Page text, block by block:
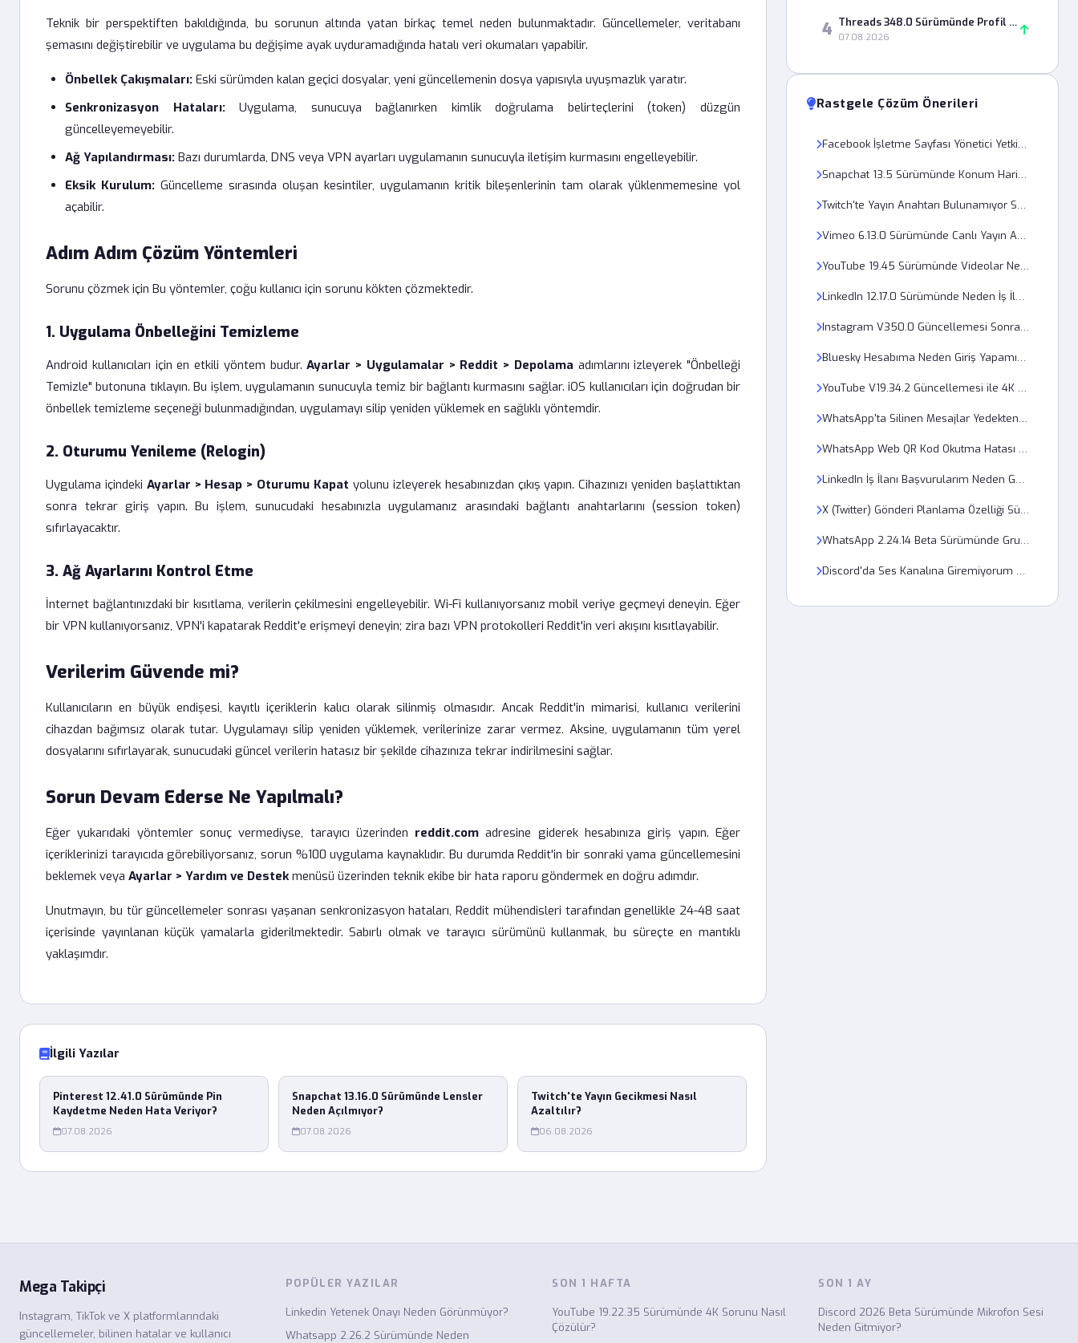
Teknik bir perspektiften bakıldığında, bu sorunun altında yatan birkaç temel neden bulunmaktadır. Güncellemeler, veritabanı
şemasını değiştirebilir ve uygulama bu değişime ayak uyduramadığında hatalı veri okumaları yapabilir.
Önbellek Çakışmaları: Eski sürümden kalan geçici dosyalar, yeni güncellemenin dosya yapısıyla uyuşmazlık yaratır.
Senkronizasyon Hataları:Uygulama, sunucuya bağlanırken kimlik doğrulama belirteçlerini (token) düzgün
güncelleyemeyebilir.
Ağ Yapılandırması: Bazı durumlarda, DNS veya VPN ayarları uygulamanın sunucuyla iletişim kurmasını engelleyebilir.
Eksik Kurulum: Güncelleme sırasında oluşan kesintiler, uygulamanın kritik bileşenlerinin tam olarak yüklenmemesine yol
açabilir.
Adım Adım Çözüm Yöntemleri
Sorunu çözmek için Bu yöntemler, çoğu kullanıcı için sorunu kökten çözmektedir.
1. Uygulama Önbelleğini Temizleme
Android kullanıcıları için en etkili yöntem budur.Ayarlar > Uygulamalar > Reddit > Depolama adımlarını izleyerek "Önbelleği
Temizle" butonuna tıklayın. Bu işlem, uygulamanın sunucuyla temiz bir bağlantı kurmasını sağlar. iOS kullanıcıları için doğrudan bir
önbellek temizleme seçeneği bulunmadığından, uygulamayı silip yeniden yüklemek en sağlıklı yöntemdir.
2. Oturumu Yenileme (Relogin)
Uygulama içindeki Ayarlar > Hesap > Oturumu Kapat yolunu izleyerek hesabınızdan çıkış yapın. Cihazınızı yeniden başlattıktan
sonra tekrar giriş yapın. Bu işlem, sunucudaki hesabınızla uygulamanız arasındaki bağlantı anahtarlarını (session token)
sıfırlayacaktır.
3. Ağ Ayarlarını Kontrol Etme
İnternet bağlantınızdaki bir kısıtlama, verilerin çekilmesini engelleyebilir. Wi-Fi kullanıyorsanız mobil veriye geçmeyi deneyin. Eğer
bir VPN kullanıyorsanız, VPN'i kapatarak Reddit'e erişmeyi deneyin; zira bazı VPN protokolleri Reddit'in veri akışını kısıtlayabilir.
Verilerim Güvende mi?
Kullanıcıların en büyük endişesi, kayıtlı içeriklerin kalıcı olarak silinmiş olmasıdır. Ancak Reddit'in mimarisi, kullanıcı verilerini
cihazdan bağımsız olarak tutar. Uygulamayı silip yeniden yüklemek, verilerinize zarar vermez. Aksine, uygulamanın tüm yerel
dosyalarını sıfırlayarak, sunucudaki güncel verilerin hatasız bir şekilde cihazınıza tekrar indirilmesini sağlar.
Sorun Devam Ederse Ne Yapılmalı?
Eğer yukarıdaki yöntemler sonuç vermediyse, tarayıcı üzerinden reddit.com adresine giderek hesabınıza giriş yapın. Eğer
içeriklerinizi tarayıcıda görebiliyorsanız, sorun %100 uygulama kaynaklıdır. Bu durumda Reddit'in bir sonraki yama güncellemesini
beklemek veya Ayarlar > Yardım ve Destekmenüsü üzerinden teknik ekibe bir hata raporu göndermek en doğru adımdır.
Unutmayın, bu tür güncellemeler sonrası yaşanan senkronizasyon hataları, Reddit mühendisleri tarafından genellikle 24-48 saat
içerisinde yayınlanan küçük yamalarla giderilmektedir. Sabırlı olmak ve tarayıcı sürümünü kullanmak, bu süreçte en mantıklı
yaklaşımdır.
İlgili Yazılar
Pinterest 12.41.0 Sürümünde Pin
Kaydetme Neden Hata Veriyor?
07.08.2026
Snapchat 13.16.0 Sürümünde Lensler
Neden Açılmıyor?
07.08.2026
Twitch'te Yayın Gecikmesi Nasıl
Azaltılır?
06.08.2026
4 Threads 348.0 Sürümünde Profil Gizlilik Ayarı Neden Değişmiyor?
07.08.2026
Rastgele Çözüm Önerileri
Facebook İşletme Sayfası Yönetici Yetkisi Neden Onaylanmıyor?
Snapchat 13.5 Sürümünde Konum Haritası Neden Hata Veriyor?
Twitch'te Yayın Anahtarı Bulunamıyor Sorunu Nasıl Çözülür?
Vimeo 6.13.0 Sürümünde Canlı Yayın Anahtarı Neden Geçersiz Sayılıyor?
YouTube 19.45 Sürümünde Videolar Neden 480p Üzerine Çıkmıyor?
LinkedIn 12.17.0 Sürümünde Neden İş İlanları Bildirimleri Gelmiyor?
Instagram V350.0 Güncellemesi Sonrası Reels Videoları Neden Donuyor?
Bluesky Hesabıma Neden Giriş Yapamıyorum Hata Veriyor?
YouTube V19.34.2 Güncellemesi ile 4K Video Yükleme Hatası Nasıl Giderilir?
WhatsApp'ta Silinen Mesajlar Yedekten Neden Geri Yüklenmiyor?
WhatsApp Web QR Kod Okutma Hatası 0x8007 Nasıl Çözülür?
LinkedIn İş İlanı Başvurularım Neden Görüntülenmiyor ve Hata Veriyor?
X (Twitter) Gönderi Planlama Özelliği Sürekli Hata Veriyor, ne Yapmalıyım?
WhatsApp 2.24.14 Beta Sürümünde Grup Arama Sesi Neden Gelmiyor?
Discord'da Ses Kanalına Giremiyorum Hata Kodu Nedir?
Mega Takipçi
Instagram, TikTok ve X platformlarındaki
güncellemeler, bilinen hatalar ve kullanıcı
POPÜLER YAZILAR
Linkedin Yetenek Onayı Neden Görünmüyor?
Whatsapp 2.26.2 Sürümünde Neden
SON 1 HAFTA
YouTube 19.22.35 Sürümünde 4K Sorunu Nasıl
Çözülür?
SON 1 AY
Discord 2026 Beta Sürümünde Mikrofon Sesi
Neden Gitmiyor?